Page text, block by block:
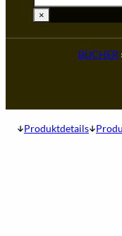
×
BÜCHER
Produktdetails